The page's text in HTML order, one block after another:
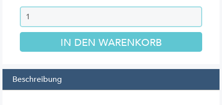
Beschreibung